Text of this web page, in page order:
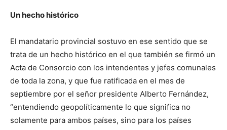
Un hecho histórico
El mandatario provincial sostuvo en ese sentido que se
trata de un hecho histórico en el que también se firmó un
Acta de Consorcio con los intendentes y jefes comunales
de toda la zona, y que fue ratificada en el mes de
septiembre por el señor presidente Alberto Fernández,
“entendiendo geopolíticamente lo que significa no
solamente para ambos países, sino para los países